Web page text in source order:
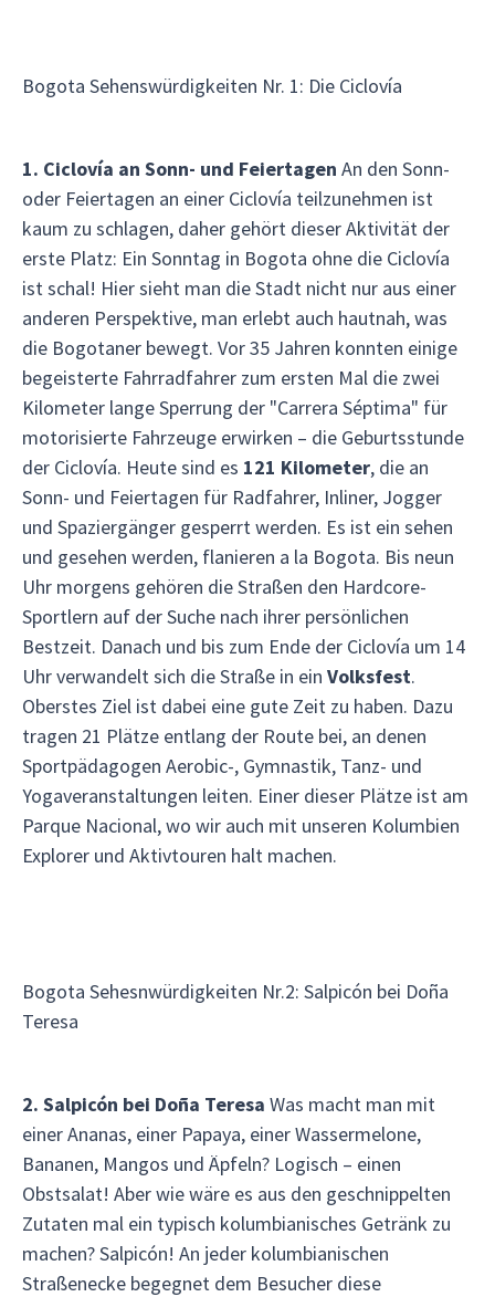
Bogota Sehenswürdigkeiten Nr. 1: Die Ciclovía
1. Ciclovía an Sonn- und Feiertagen An den Sonn-
oder Feiertagen an einer Ciclovía teilzunehmen ist
kaum zu schlagen, daher gehört dieser Aktivität der
erste Platz: Ein Sonntag in Bogota ohne die Ciclovía
ist schal! Hier sieht man die Stadt nicht nur aus einer
anderen Perspektive, man erlebt auch hautnah, was
die Bogotaner bewegt. Vor 35 Jahren konnten einige
begeisterte Fahrradfahrer zum ersten Mal die zwei
Kilometer lange Sperrung der "Carrera Séptima" für
motorisierte Fahrzeuge erwirken – die Geburtsstunde
der Ciclovía. Heute sind es 121 Kilometer, die an
Sonn- und Feiertagen für Radfahrer, Inliner, Jogger
und Spaziergänger gesperrt werden. Es ist ein sehen
und gesehen werden, flanieren a la Bogota. Bis neun
Uhr morgens gehören die Straßen den Hardcore-
Sportlern auf der Suche nach ihrer persönlichen
Bestzeit. Danach und bis zum Ende der Ciclovía um 14
Uhr verwandelt sich die Straße in ein Volksfest.
Oberstes Ziel ist dabei eine gute Zeit zu haben. Dazu
tragen 21 Plätze entlang der Route bei, an denen
Sportpädagogen Aerobic-, Gymnastik, Tanz- und
Yogaveranstaltungen leiten. Einer dieser Plätze ist am
Parque Nacional, wo wir auch mit unseren Kolumbien
Explorer und Aktivtouren halt machen.
Bogota Sehesnwürdigkeiten Nr.2: Salpicón bei Doña
Teresa
2. Salpicón bei Doña Teresa Was macht man mit
einer Ananas, einer Papaya, einer Wassermelone,
Bananen, Mangos und Äpfeln? Logisch – einen
Obstsalat! Aber wie wäre es aus den geschnippelten
Zutaten mal ein typisch kolumbianisches Getränk zu
machen? Salpicón! An jeder kolumbianischen
Straßenecke begegnet dem Besucher diese